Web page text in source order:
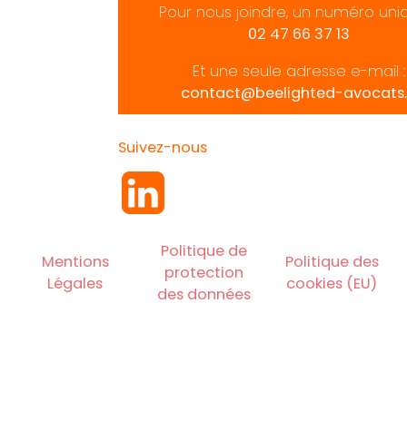
Pour nous joindre, un numéro
02 47 66 37 13
Et une seule adresse e-mail :
contact@beelighted-
Suivez-nous
Mentions
Légales
Politique de
protection
des données
Politique des
cookies (EU)